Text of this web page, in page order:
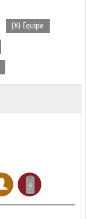
(X) Équipe